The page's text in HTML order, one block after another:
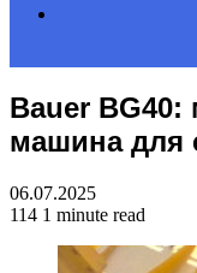
for
Bauer
машина для
06.07.2025
114 1 minute read